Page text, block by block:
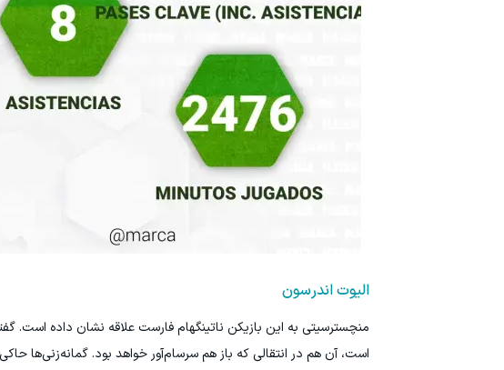
الیوت اندرسون
منچسترسیتی به این بازیکن ناتینگهام فارست علاقه نشان داده است.